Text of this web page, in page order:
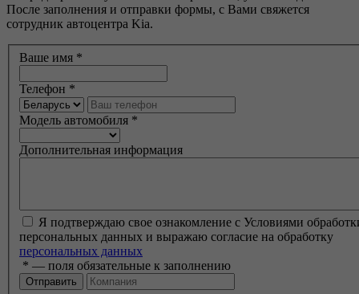
После заполнения и отправки формы, с Вами свяжется
сотрудник автоцентра Kia.
Ваше имя *
Телефон *
Модель автомобиля *
Дополнительная информация
Я подтверждаю свое ознакомление с Условиями
персональных данных и выражаю согласие на обработку
персональных данных
* — поля обязательные к заполнению